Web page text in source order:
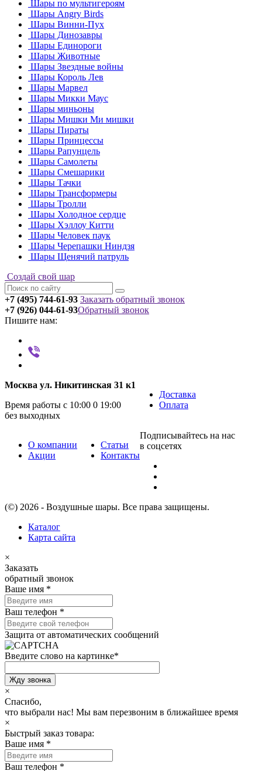
Шары по мультигероям
Шары Angry Birds
Шары Винни-Пух
Шары Динозавры
Шары Единороги
Шары Животные
Шары Звездные войны
Шары Король Лев
Шары Марвел
Шары Микки Маус
Шары миньоны
Шары Мишки Ми мишки
Шары Пираты
Шары Принцессы
Шары Рапунцель
Шары Самолеты
Шары Смешарики
Шары Тачки
Шары Трансформеры
Шары Тролли
Шары Холодное сердце
Шары Хэллоу Китти
Шары Человек паук
Шары Черепашки Ниндзя
Шары Щенячий патруль
Создай свой шар
+7 (495) 744-61-93 Заказать обратный звонок
+7 (926) 044-61-93
Пишите нам:
Обратный звонок
Москва ул. Никитинская 31 к1
Время работы с 10:00 0 19:00
без выходных
Доставка
Оплата
О компании
Акции
Статьи
Контакты
Подписывайтесь на нас
в соцсетях
(©) 2026 - Воздушные шары. Все права защищены.
Каталог
Карта сайта
×
Заказать
обратный звонок
Ваше имя *
Ваш телефон *
Защита от автоматических сообщений
Введите слово на картинке*
×
Спасибо,
что выбрали нас! Мы вам перезвоним в ближайшее время
×
Быстрый заказ товара:
Ваше имя *
Ваш телефон *